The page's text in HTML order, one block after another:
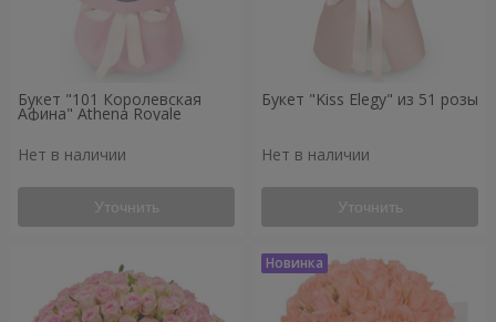
Букет "101 Королевская
Афина" Athena Royale
Нет в наличии
Уточнить
Букет "Kiss Elegy" из 51 розы
Нет в наличии
Уточнить